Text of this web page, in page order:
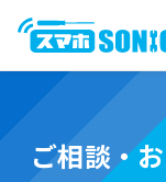
ご相談・